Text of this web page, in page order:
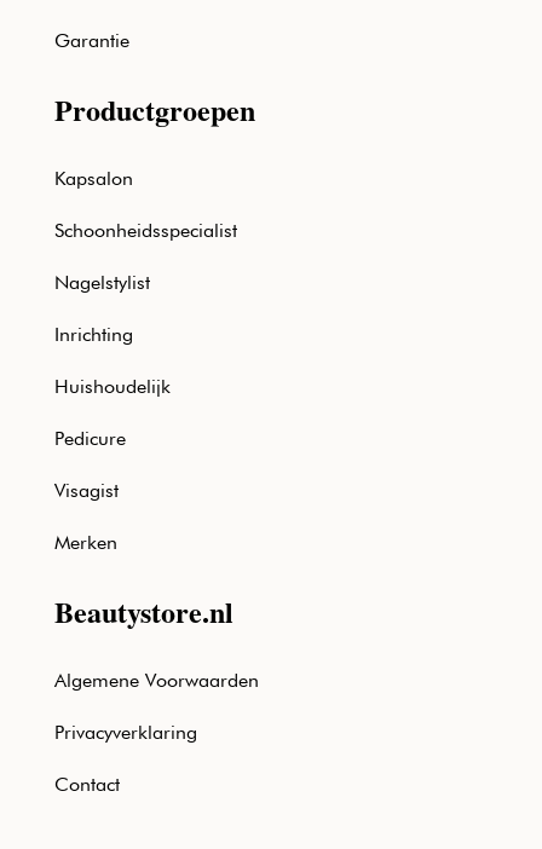
Garantie
Productgroepen
Kapsalon
Schoonheidsspecialist
Nagelstylist
Inrichting
Huishoudelijk
Pedicure
Visagist
Merken
Beautystore.nl
Algemene Voorwaarden
Privacyverklaring
Contact